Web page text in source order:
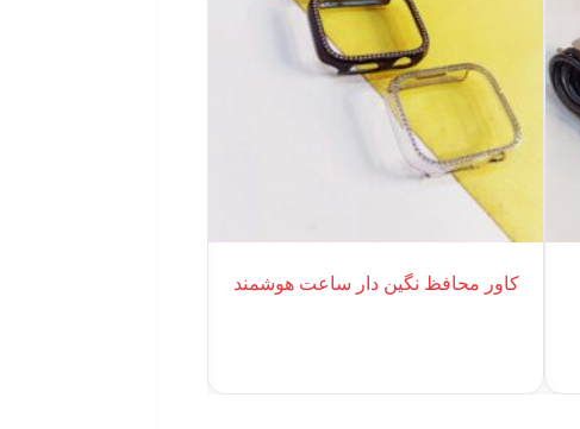
کاور محافظ نگین دار ساعت هوشمند